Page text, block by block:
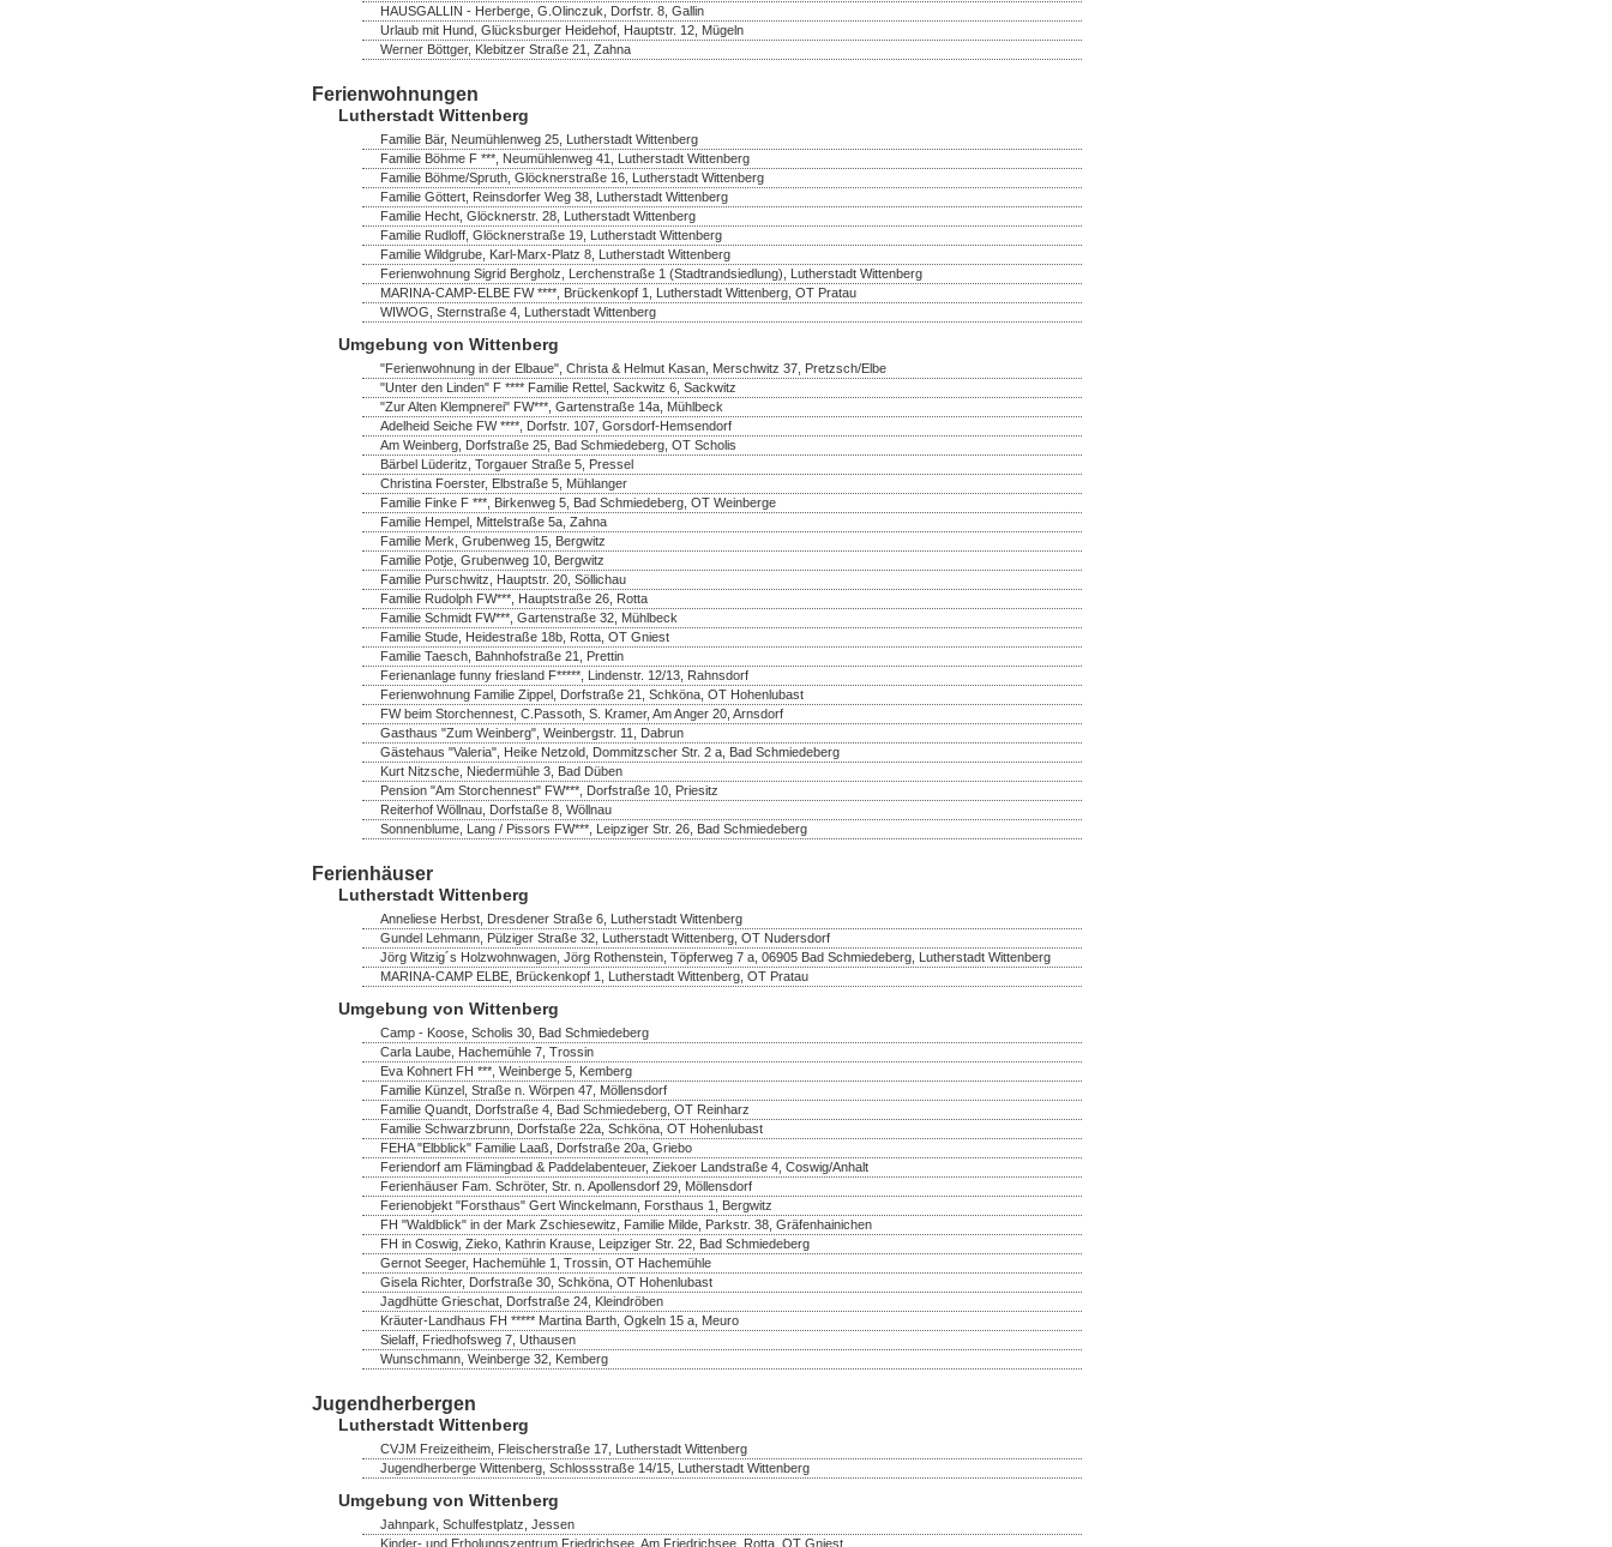
HAUSGALLIN - Herberge, G.Olinczuk, Dorfstr. 8, Gallin
Urlaub mit Hund, Glücksburger Heidehof, Hauptstr. 12, Mügeln
Werner Böttger, Klebitzer Straße 21, Zahna
Ferienwohnungen
Lutherstadt Wittenberg
Familie Bär, Neumühlenweg 25, Lutherstadt Wittenberg
Familie Böhme F ***, Neumühlenweg 41, Lutherstadt Wittenberg
Familie Böhme/Spruth, Glöcknerstraße 16, Lutherstadt Wittenberg
Familie Göttert, Reinsdorfer Weg 38, Lutherstadt Wittenberg
Familie Hecht, Glöcknerstr. 28, Lutherstadt Wittenberg
Familie Rudloff, Glöcknerstraße 19, Lutherstadt Wittenberg
Familie Wildgrube, Karl-Marx-Platz 8, Lutherstadt Wittenberg
Ferienwohnung Sigrid Bergholz, Lerchenstraße 1 (Stadtrandsiedlung), Lutherstadt Wittenberg
MARINA-CAMP-ELBE FW ****, Brückenkopf 1, Lutherstadt Wittenberg, OT Pratau
WIWOG, Sternstraße 4, Lutherstadt Wittenberg
Umgebung von Wittenberg
"Ferienwohnung in der Elbaue", Christa & Helmut Kasan, Merschwitz 37, Pretzsch/Elbe
"Unter den Linden" F **** Familie Rettel, Sackwitz 6, Sackwitz
"Zur Alten Klempnerei" FW***, Gartenstraße 14a, Mühlbeck
Adelheid Seiche FW ****, Dorfstr. 107, Gorsdorf-Hemsendorf
Am Weinberg, Dorfstraße 25, Bad Schmiedeberg, OT Scholis
Bärbel Lüderitz, Torgauer Straße 5, Pressel
Christina Foerster, Elbstraße 5, Mühlanger
Familie Finke F ***, Birkenweg 5, Bad Schmiedeberg, OT Weinberge
Familie Hempel, Mittelstraße 5a, Zahna
Familie Merk, Grubenweg 15, Bergwitz
Familie Potje, Grubenweg 10, Bergwitz
Familie Purschwitz, Hauptstr. 20, Söllichau
Familie Rudolph FW***, Hauptstraße 26, Rotta
Familie Schmidt FW***, Gartenstraße 32, Mühlbeck
Familie Stude, Heidestraße 18b, Rotta, OT Gniest
Familie Taesch, Bahnhofstraße 21, Prettin
Ferienanlage funny friesland F*****, Lindenstr. 12/13, Rahnsdorf
Ferienwohnung Familie Zippel, Dorfstraße 21, Schköna, OT Hohenlubast
FW beim Storchennest, C.Passoth, S. Kramer, Am Anger 20, Arnsdorf
Gasthaus "Zum Weinberg", Weinbergstr. 11, Dabrun
Gästehaus "Valeria", Heike Netzold, Dommitzscher Str. 2 a, Bad Schmiedeberg
Kurt Nitzsche, Niedermühle 3, Bad Düben
Pension "Am Storchennest" FW***, Dorfstraße 10, Priesitz
Reiterhof Wöllnau, Dorfstaße 8, Wöllnau
Sonnenblume, Lang / Pissors FW***, Leipziger Str. 26, Bad Schmiedeberg
Ferienhäuser
Lutherstadt Wittenberg
Anneliese Herbst, Dresdener Straße 6, Lutherstadt Wittenberg
Gundel Lehmann, Pülziger Straße 32, Lutherstadt Wittenberg, OT Nudersdorf
Jörg Witzig´s Holzwohnwagen, Jörg Rothenstein, Töpferweg 7 a, 06905 Bad Schmiedeberg, Lutherstadt Wittenberg
MARINA-CAMP ELBE, Brückenkopf 1, Lutherstadt Wittenberg, OT Pratau
Umgebung von Wittenberg
Camp - Koose, Scholis 30, Bad Schmiedeberg
Carla Laube, Hachemühle 7, Trossin
Eva Kohnert FH ***, Weinberge 5, Kemberg
Familie Künzel, Straße n. Wörpen 47, Möllensdorf
Familie Quandt, Dorfstraße 4, Bad Schmiedeberg, OT Reinharz
Familie Schwarzbrunn, Dorfstaße 22a, Schköna, OT Hohenlubast
FEHA "Elbblick" Familie Laaß, Dorfstraße 20a, Griebo
Feriendorf am Flämingbad & Paddelabenteuer, Ziekoer Landstraße 4, Coswig/Anhalt
Ferienhäuser Fam. Schröter, Str. n. Apollensdorf 29, Möllensdorf
Ferienobjekt "Forsthaus" Gert Winckelmann, Forsthaus 1, Bergwitz
FH "Waldblick" in der Mark Zschiesewitz, Familie Milde, Parkstr. 38, Gräfenhainichen
FH in Coswig, Zieko, Kathrin Krause, Leipziger Str. 22, Bad Schmiedeberg
Gernot Seeger, Hachemühle 1, Trossin, OT Hachemühle
Gisela Richter, Dorfstraße 30, Schköna, OT Hohenlubast
Jagdhütte Grieschat, Dorfstraße 24, Kleindröben
Kräuter-Landhaus FH ***** Martina Barth, Ogkeln 15 a, Meuro
Sielaff, Friedhofsweg 7, Uthausen
Wunschmann, Weinberge 32, Kemberg
Jugendherbergen
Lutherstadt Wittenberg
CVJM Freizeitheim, Fleischerstraße 17, Lutherstadt Wittenberg
Jugendherberge Wittenberg, Schlossstraße 14/15, Lutherstadt Wittenberg
Umgebung von Wittenberg
Jahnpark, Schulfestplatz, Jessen
Kinder- und Erholungszentrum Friedrichsee, Am Friedrichsee, Rotta, OT Gniest